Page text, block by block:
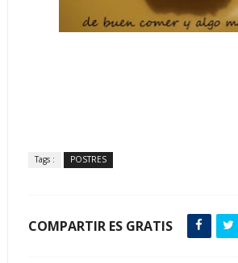
Tags : POSTRES
COMPARTIR ES GRATIS